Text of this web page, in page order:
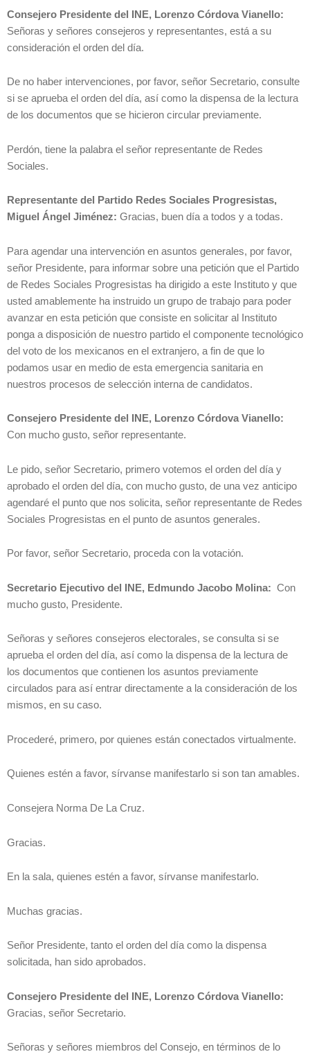
Consejero Presidente del INE, Lorenzo Córdova Vianello:
Señoras y señores consejeros y representantes, está a su
consideración el orden del día.
De no haber intervenciones, por favor, señor Secretario, consulte
si se aprueba el orden del día, así como la dispensa de la lectura
de los documentos que se hicieron circular previamente.
Perdón, tiene la palabra el señor representante de Redes
Sociales.
Representante del Partido Redes Sociales Progresistas,
Miguel Ángel Jiménez: Gracias, buen día a todos y a todas.
Para agendar una intervención en asuntos generales, por favor,
señor Presidente, para informar sobre una petición que el Partido
de Redes Sociales Progresistas ha dirigido a este Instituto y que
usted amablemente ha instruido un grupo de trabajo para poder
avanzar en esta petición que consiste en solicitar al Instituto
ponga a disposición de nuestro partido el componente tecnológico
del voto de los mexicanos en el extranjero, a fin de que lo
podamos usar en medio de esta emergencia sanitaria en
nuestros procesos de selección interna de candidatos.
Consejero Presidente del INE, Lorenzo Córdova Vianello:
Con mucho gusto, señor representante.
Le pido, señor Secretario, primero votemos el orden del día y
aprobado el orden del día, con mucho gusto, de una vez anticipo
agendaré el punto que nos solicita, señor representante de Redes
Sociales Progresistas en el punto de asuntos generales.
Por favor, señor Secretario, proceda con la votación.
Secretario Ejecutivo del INE, Edmundo Jacobo Molina: Con
mucho gusto, Presidente.
Señoras y señores consejeros electorales, se consulta si se
aprueba el orden del día, así como la dispensa de la lectura de
los documentos que contienen los asuntos previamente
circulados para así entrar directamente a la consideración de los
mismos, en su caso.
Procederé, primero, por quienes están conectados virtualmente.
Quienes estén a favor, sírvanse manifestarlo si son tan amables.
Consejera Norma De La Cruz.
Gracias.
En la sala, quienes estén a favor, sírvanse manifestarlo.
Muchas gracias.
Señor Presidente, tanto el orden del día como la dispensa
solicitada, han sido aprobados.
Consejero Presidente del INE, Lorenzo Córdova Vianello:
Gracias, señor Secretario.
Señoras y señores miembros del Consejo, en términos de lo